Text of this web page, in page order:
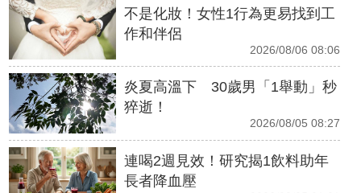
不是化妝！女性1行為更易找到工
作和伴侶
2026/08/06 08:06
炎夏高溫下 30歲男「1舉動」秒
猝逝！
2026/08/05 08:27
連喝2週見效！研究揭1飲料助年
長者降血壓